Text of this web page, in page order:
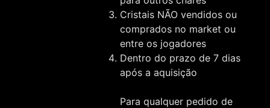
Cristais NÃO vendidos ou
comprados no market ou
entre os jogadores
Dentro do prazo de 7 dias
após a aquisição
Para qualquer pedido de